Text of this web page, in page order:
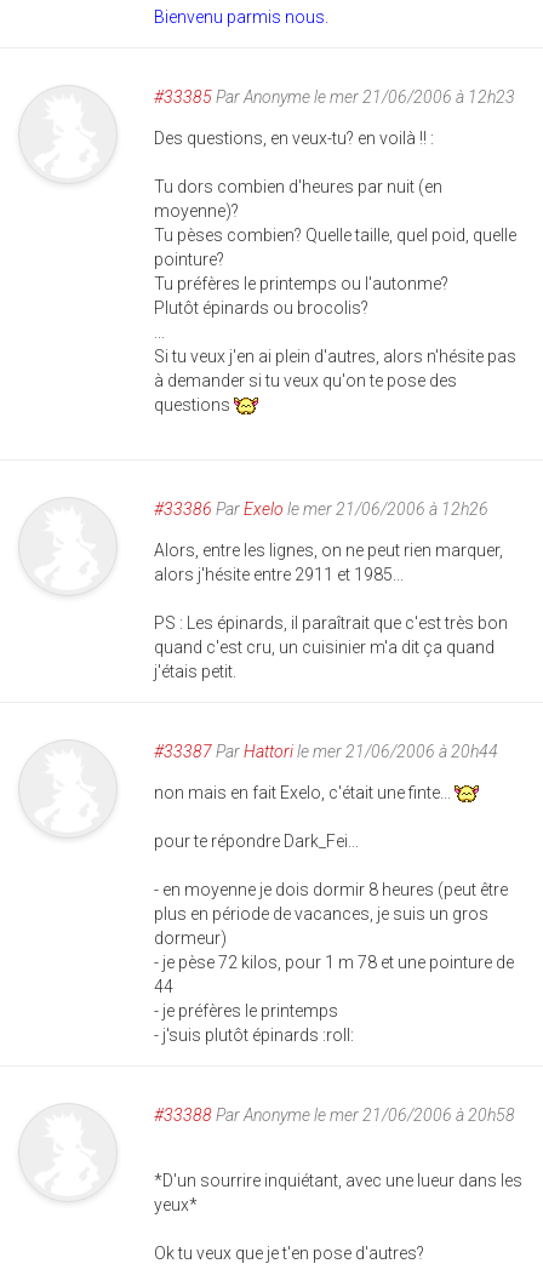
Bienvenu parmis nous.
#33385ParAnonymele mer 21/06/2006 à 12h23
Des questions, en veux-tu? en voilà !! :
Tu dors combien d'heures par nuit (en
moyenne)?
Tu pèses combien? Quelle taille, quel poid, quelle
pointure?
Tu préfères le printemps ou l'autonme?
Plutôt épinards ou brocolis?
Si tu veux j'en ai plein d'autres, alors n'hésite pas
à demander si tu veux qu'on te pose des
questions
#33386 ParExelo le mer 21/06/2006 à 12h26
Alors, entre les lignes, on ne peut rien marquer,
alors j'hésite entre 2911 et 1985...
PS : Les épinards, il paraîtrait que c'est très bon
quand c'est cru, un cuisinier m'a dit ça quand
j'étais petit.
#33387ParHattorile mer 21/06/2006 à 20h44
non mais en fait Exelo, c'était une finte...
pour te répondre Dark_Fei...
- en moyenne je dois dormir 8 heures (peut être
plus en période de vacances, je suis un gros
dormeur)
- je pèse 72 kilos, pour 1 m 78 et une pointure de
44
- je préfères le printemps
- j'suis plutôt épinards :roll:
#33388ParAnonymele mer 21/06/2006 à 20h58
*D'un sourrire inquiétant, avec une lueur dans les
yeux*
Ok tu veux que je t'en pose d'autres?